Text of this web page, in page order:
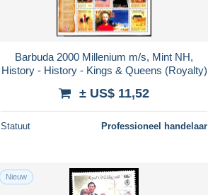
Barbuda 2000 Millenium m/s, Mint NH,
History - History - Kings & Queens (Royalty)
± US$ 11,52
Statuut Professioneel handelaar
Nieuw